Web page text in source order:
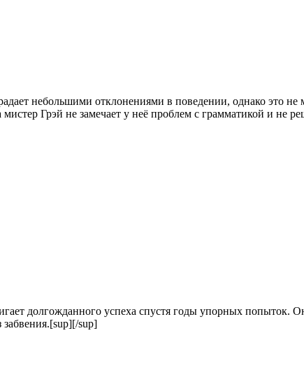
небольшими отклонениями в поведении, однако это
Грэй не замечает у неё проблем с грамматикой и не
долгожданного успеха спустя годы упорных попыток.
забвения.[sup][/sup]